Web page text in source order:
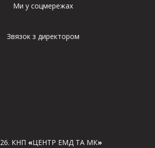
Ми у соцмережах
Звязок з директором
КНП «ЦЕНТР ЕМД ТА МК»